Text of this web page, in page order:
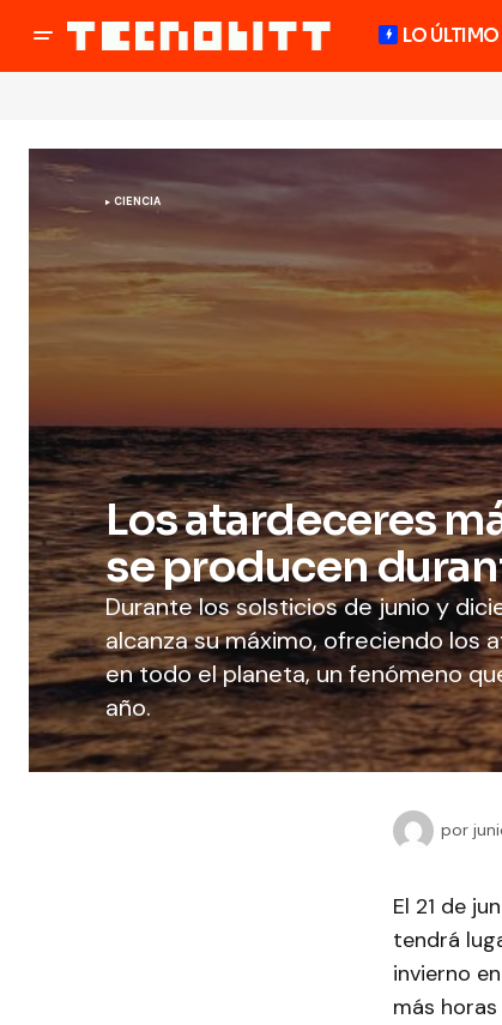
LO ÚLTIMO
CIENCIA
Los atardeceres
se producen
Durante los solsticios de junio y
alcanza su máximo, ofreciendo los
en todo el planeta, un fenómeno
año.
por
El 21 de
tendrá
invierno
más